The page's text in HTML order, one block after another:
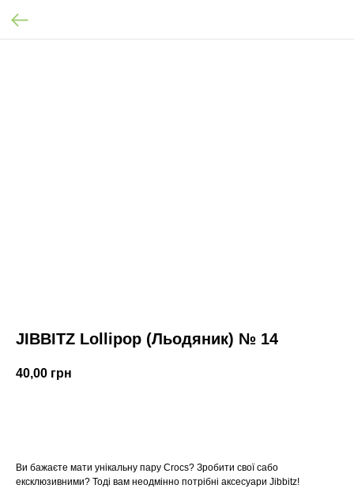
JIBBITZ Lollipop (Льодяник) № 14
40,00 грн
Ви бажаєте мати унікальну пару Crocs? Зробити свої сабо
ексклюзивними? Тоді вам неодмінно потрібні аксесуари Jibbitz!